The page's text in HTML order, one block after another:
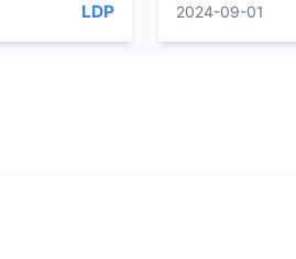
LDP 2024-09-01